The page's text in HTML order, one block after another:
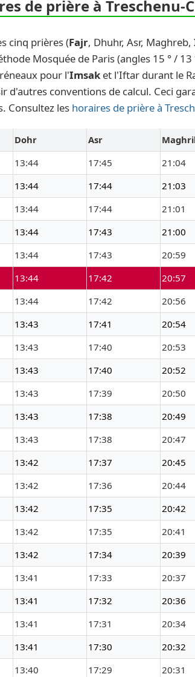
de prière à Treschenu-
cinq prières (Fajr, Dhuhr, Asr, Maghreb,
Mosquée de Paris (angles 15 ° / 13
pour l'Imsak et l'Iftar durant le
conventions de calcul. Ceci
Consultez les horaires de prière à
Dohr Asr
13:44 17:45 21:04
13:44 17:44 21:03
13:44 17:44 21:01
13:44 17:43 21:00
13:44 17:43 20:59
13:44 17:42 20:57
13:44 17:42 20:56
13:43 17:41 20:54
13:43 17:40 20:53
13:43 17:40 20:52
13:43 17:39 20:50
13:43 17:38 20:49
13:43 17:38 20:47
13:42 17:37 20:45
13:42 17:36 20:44
13:42 17:35 20:42
13:42 17:35 20:41
13:42 17:34 20:39
13:41 17:33 20:37
13:41 17:32 20:36
13:41 17:31 20:34
13:41 17:30 20:32
13:40 17:29 20:31